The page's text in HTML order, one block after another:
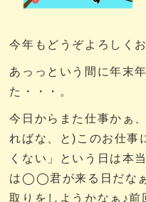
今年もどうぞよろしく
あっっという間に年末
た・・・。
今日からまた仕事かぁ
ればな、と)このお仕事
くない」という日は本
は◯◯君が来る日だな
取りをしようかなぁ♪